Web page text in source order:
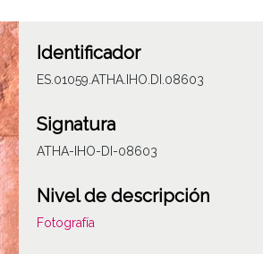
Identificador
ES.01059.ATHA.IHO.DI.08603
Signatura
ATHA-IHO-DI-08603
Nivel de descripción
Fotografía